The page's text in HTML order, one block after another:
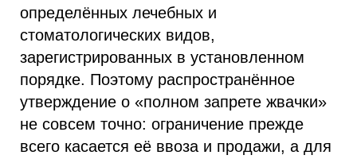
определённых лечебных и
стоматологических видов,
зарегистрированных в установленном
порядке. Поэтому распространённое
утверждение о «полном запрете жвачки»
не совсем точно: ограничение прежде
всего касается её ввоза и продажи, а для